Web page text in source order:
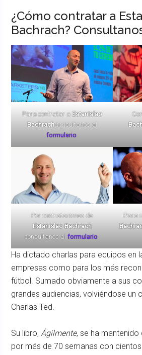
¿Cómo contratar a
Bachrach?
Para contratar a Estanislao
Bachrachconsultanos al
formulario.
Por contrataciones de
Estanislao Bachrach
consultanos alformulario
Para
Ha dictado charlas para equipos en
empresas como para los más
fútbol. Sumado obviamente a sus
grandes audiencias, volviéndose un
Charlas Ted.
Su libro, Ágilmente, se ha
por más de 70 semanas con